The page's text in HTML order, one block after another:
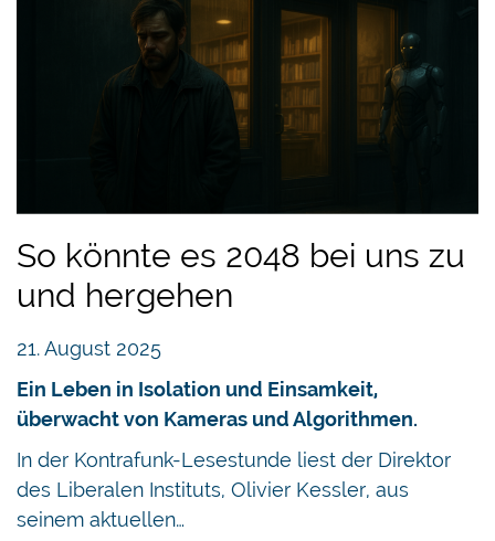
So könnte es 2048 bei uns zu
und hergehen
21. August 2025
Ein Leben in Isolation und Einsamkeit,
überwacht von Kameras und Algorithmen.
In der Kontrafunk-Lesestunde liest der Direktor
des Liberalen Instituts, Olivier Kessler, aus
seinem aktuellen…